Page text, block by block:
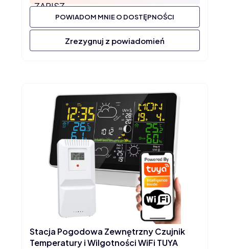
ZAPISZ
POWIADOM MNIE O DOSTĘPNOŚCI
Zrezygnuj z powiadomień
Stacja Pogodowa Zewnętrzny Czujnik
Temperatury i Wilgotności WiFi TUYA